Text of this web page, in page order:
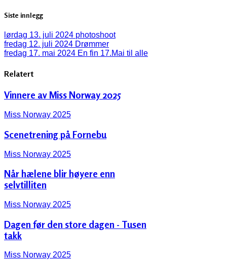
Siste innlegg
lørdag 13. juli 2024 photoshoot
fredag 12. juli 2024 Drømmer
fredag 17. mai 2024 En fin 17.Mai til alle
Relatert
Vinnere av Miss Norway 2025
Miss Norway 2025
Scenetrening på Fornebu
Miss Norway 2025
Når hælene blir høyere enn
selvtilliten
Miss Norway 2025
Dagen før den store dagen - Tusen
takk
Miss Norway 2025